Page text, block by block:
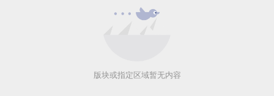
版块或指定区域暂无内容